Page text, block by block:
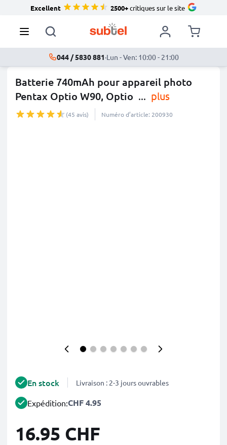
Excellent 2500+critiques sur le site
044 / 5830 881·Lun - Ven: 10:00 - 21:00
Batterie 740mAh pour appareil photo
Pentax Optio W90, Optio ... plus
(45 avis) Numéro d’article: 200930
En stock Livraison : 2-3 jours ouvrables
Expédition:CHF 4.95
16.95 CHF